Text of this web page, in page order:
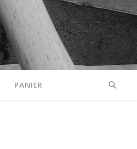
PANIER